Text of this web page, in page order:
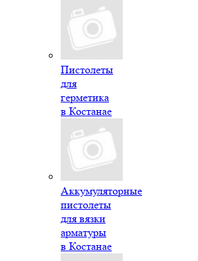
Пистолеты
для
герметика
в Костанае
Аккумуляторные
пистолеты
для вязки
арматуры
в Костанае